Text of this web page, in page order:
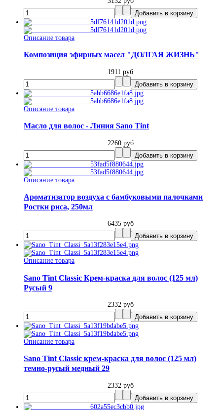
Описание товара
Композиция эфирных масел "ДОЛГАЯ ЖИЗНЬ"
1911 руб
Описание товара
Масло для волос - Линия Sano Tint
2260 руб
Описание товара
Ароматизатор воздуха с бамбуковыми палочками
Ростки риса, 250мл
6435 руб
Описание товара
Sano Tint Classic Крем-краска для волос (125 мл)
Русый 9
2332 руб
Описание товара
Sano Tint Classic крем-краска для волос (125 мл)
темно-русый медный 29
2332 руб